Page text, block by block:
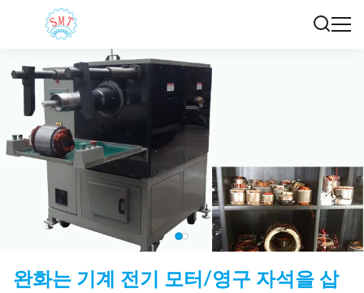
완화는 기계 전기 모터/영구 자석을 삽